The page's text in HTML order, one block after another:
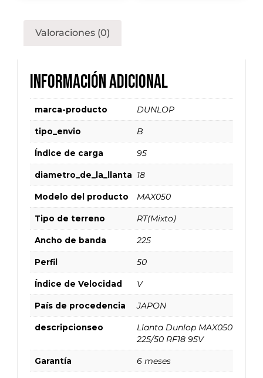
Valoraciones (0)
Información adicional
marca-producto DUNLOP
tipo_envio B
Índice de carga 95
diametro_de_la_llanta 18
Modelo del producto MAX050
Tipo de terreno RT(Mixto)
Ancho de banda 225
Perfil 50
Índice de Velocidad V
País de procedencia JAPON
descripcionseo
Llanta Dunlop MAX050
225/50 RF18 95V
Garantía 6 meses